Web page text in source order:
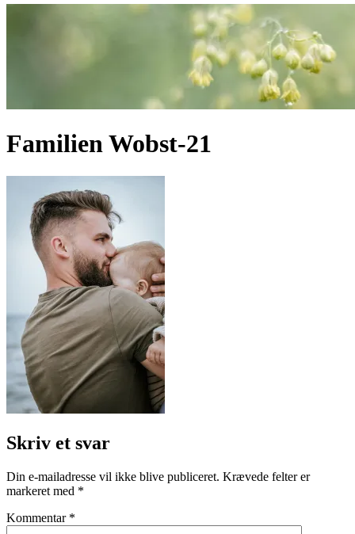
Familien Wobst-21
Skriv et svar
Din e-mailadresse vil ikke blive publiceret. Krævede felter er
markeret med *
Kommentar *